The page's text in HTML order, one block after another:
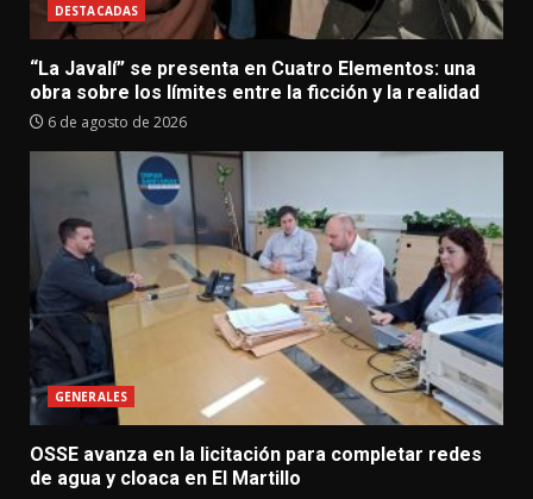
DESTACADAS
“La Javalí” se presenta en Cuatro Elementos: una
obra sobre los límites entre la ficción y la realidad
6 de agosto de 2026
GENERALES
OSSE avanza en la licitación para completar redes
de agua y cloaca en El Martillo